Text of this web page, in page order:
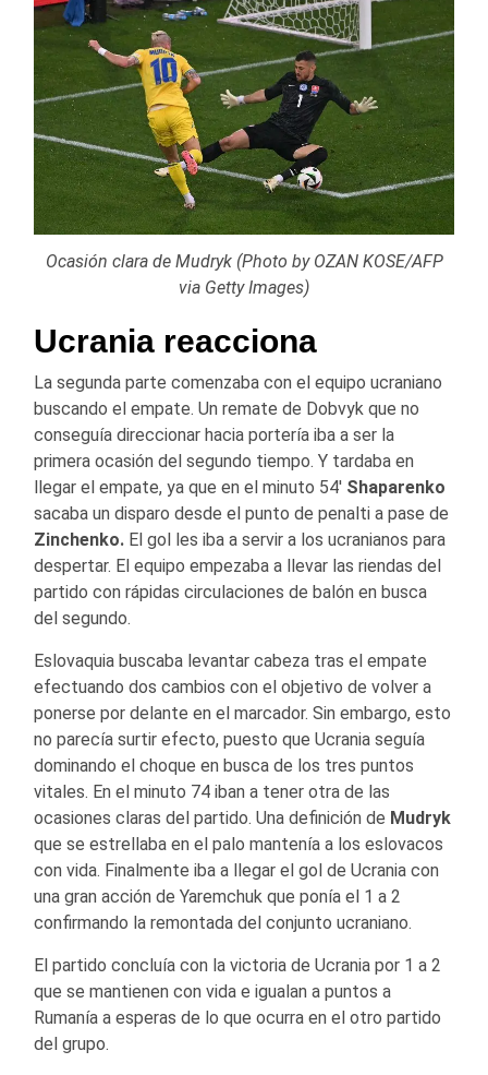
Ocasión clara de Mudryk (Photo by OZAN KOSE/AFP
via Getty Images)
Ucrania reacciona
La segunda parte comenzaba con el equipo ucraniano
buscando el empate. Un remate de Dobvyk que no
conseguía direccionar hacia portería iba a ser la
primera ocasión del segundo tiempo. Y tardaba en
llegar el empate, ya que en el minuto 54′ Shaparenko
sacaba un disparo desde el punto de penalti a pase de
Zinchenko. El gol les iba a servir a los ucranianos para
despertar. El equipo empezaba a llevar las riendas del
partido con rápidas circulaciones de balón en busca
del segundo.
Eslovaquia buscaba levantar cabeza tras el empate
efectuando dos cambios con el objetivo de volver a
ponerse por delante en el marcador. Sin embargo, esto
no parecía surtir efecto, puesto que Ucrania seguía
dominando el choque en busca de los tres puntos
vitales. En el minuto 74 iban a tener otra de las
ocasiones claras del partido. Una definición de Mudryk
que se estrellaba en el palo mantenía a los eslovacos
con vida. Finalmente iba a llegar el gol de Ucrania con
una gran acción de Yaremchuk que ponía el 1 a 2
confirmando la remontada del conjunto ucraniano.
El partido concluía con la victoria de Ucrania por 1 a 2
que se mantienen con vida e igualan a puntos a
Rumanía a esperas de lo que ocurra en el otro partido
del grupo.